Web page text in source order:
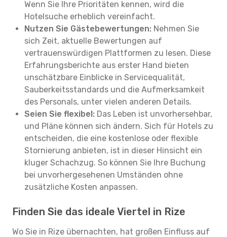
Wenn Sie Ihre Prioritäten kennen, wird die
Hotelsuche erheblich vereinfacht.
Nutzen Sie Gästebewertungen: Nehmen Sie
sich Zeit, aktuelle Bewertungen auf
vertrauenswürdigen Plattformen zu lesen. Diese
Erfahrungsberichte aus erster Hand bieten
unschätzbare Einblicke in Servicequalität,
Sauberkeitsstandards und die Aufmerksamkeit
des Personals, unter vielen anderen Details.
Seien Sie flexibel: Das Leben ist unvorhersehbar,
und Pläne können sich ändern. Sich für Hotels zu
entscheiden, die eine kostenlose oder flexible
Stornierung anbieten, ist in dieser Hinsicht ein
kluger Schachzug. So können Sie Ihre Buchung
bei unvorhergesehenen Umständen ohne
zusätzliche Kosten anpassen.
Finden Sie das ideale Viertel in Rize
Wo Sie in Rize übernachten, hat großen Einfluss auf